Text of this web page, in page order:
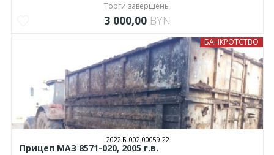
Торги завершены
3 000,00 BYN
БАНКРОТСТВО
2022.Б.002.00059.22
Прицеп МАЗ 8571-020, 2005 г.в.